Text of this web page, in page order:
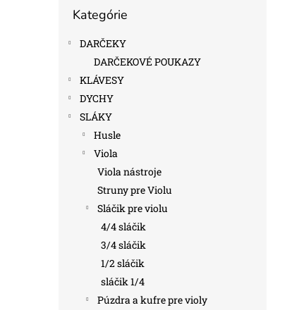
kategórie
Kategórie
DARČEKY
DARČEKOVÉ POUKAZY
KLÁVESY
DYCHY
SLÁKY
Husle
Viola
Viola nástroje
Struny pre Violu
Sláčik pre violu
4/4 sláčik
3/4 sláčik
1/2 sláčik
sláčik 1/4
Púzdra a kufre pre violy